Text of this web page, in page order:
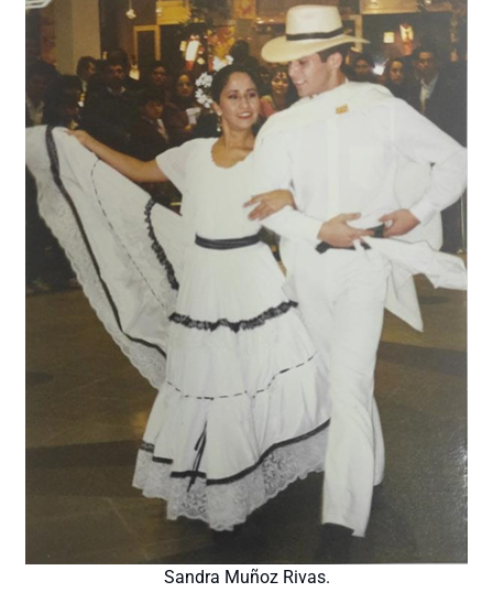
Sandra Muñoz Rivas.